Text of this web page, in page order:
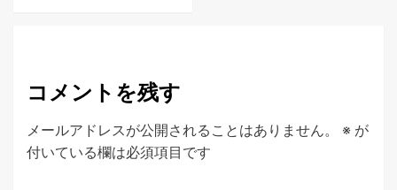
コメントを残す
メールアドレスが公開されることはありません。 ※ が
付いている欄は必須項目です